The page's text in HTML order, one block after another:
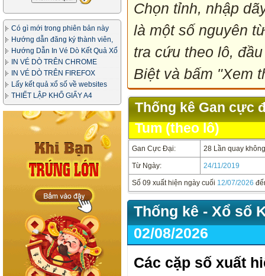
Có gì mới trong phiên bản này
Hướng dẫn đăng ký thành viên,
in vé dò
Hướng Dẫn In Vé Dò Kết Quả Xổ
SốIN VÉ DÒ TRÊN CHROME
IN VÉ DÒ TRÊN FIREFOX
Lấy kết quả xổ số về websites
của bạn
THIẾT LẬP KHỔ GIẤY A4
Chọn tỉnh, nhập
là một số nguyên
tra cứu theo lô,
Biệt và bấm "Xem
Thống kê Gan cực
Tum (theo lô)
Gan Cực Đại: 28 Lần quay
Từ Ngày: 24/11/2019
Số 09 xuất hiện ngày cuối 12/07/2026
Thống kê - Xổ số
02/08/2026
Các cặp số xuất